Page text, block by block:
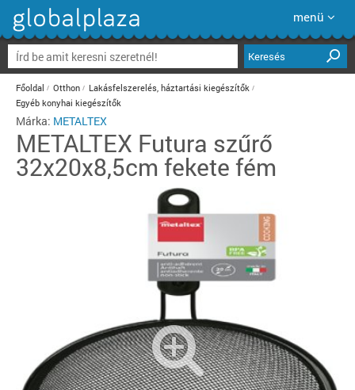
menü
Keresés
Főoldal Otthon
Lakásfelszerelés, háztartási kiegészítők
Egyéb konyhai kiegészítők
Márka: METALTEX
METALTEX Futura szűrő
32x20x8,5cm fekete fém